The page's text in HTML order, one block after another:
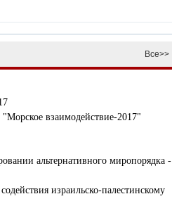
Все>>
взаимодействие-2017"
альтернативного миропорядка -
израильско-палестинскому